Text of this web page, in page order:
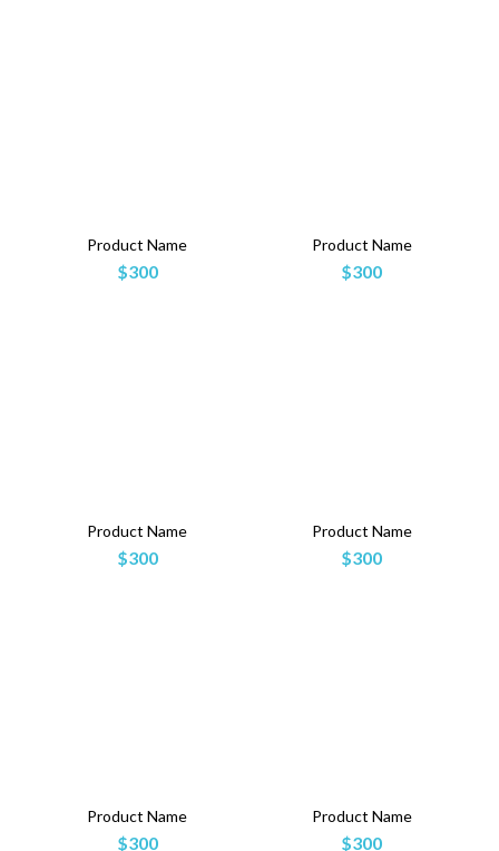
Product Name
$300
Product Name
$300
Product Name
$300
Product Name
$300
Product Name
$300
Product Name
$300